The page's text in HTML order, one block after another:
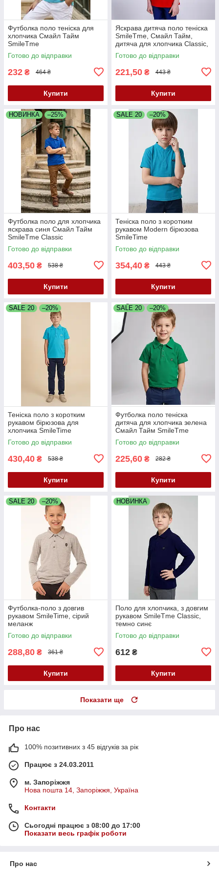
Футболка поло теніска для
хлопчика Смайл Тайм
SmileTme
Готово до відправки
232 ₴ 464 ₴
Купити
Яскрава дитяча поло теніска
SmileTme, Смайл Тайм,
дитяча для хлопчика Classic,
червоний
Готово до відправки
221,50 ₴ 443 ₴
Купити
НОВИНКА –25%
Футболка поло для хлопчика
яскрава синя Смайл Тайм
SmileTme Classic
Готово до відправки
403,50 ₴ 538 ₴
Купити
SALE 20 –20%
Теніска поло з коротким
рукавом Modern бірюзова
SmileTime
Готово до відправки
354,40 ₴ 443 ₴
Купити
SALE 20 –20%
Теніска поло з коротким
рукавом бірюзова для
хлопчика SmileTime
Готово до відправки
430,40 ₴ 538 ₴
Купити
SALE 20 –20%
Футболка поло теніска
дитяча для хлопчика зелена
Смайл Тайм SmileTme
Classic
Готово до відправки
225,60 ₴ 282 ₴
Купити
SALE 20 –20%
Футболка-поло з довгив
рукавом SmileTime, сірий
меланж
Готово до відправки
288,80 ₴ 361 ₴
Купити
НОВИНКА
Поло для хлопчика, з довгим
рукавом SmileTme Classic,
темно синє
Готово до відправки
612 ₴
Купити
Показати ще
Про нас
100% позитивних з 45 відгуків за рік
Працює з 24.03.2011
м. Запоріжжя
Нова пошта 14, Запоріжжя, Україна
Контакти
Сьогодні працює з 08:00 до 17:00
Показати весь графік роботи
Про нас